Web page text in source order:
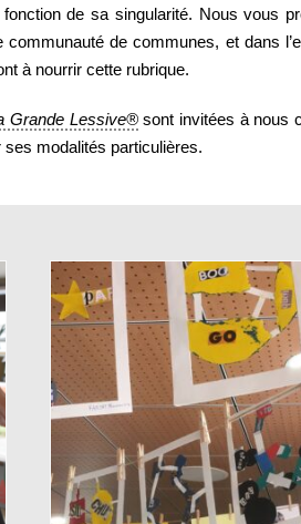
de sa singularité. Nous vous
de communes, et dans
à nourrir cette rubrique.
Grande Lessive®sont invitées à nous
modalités particulières.
Ville